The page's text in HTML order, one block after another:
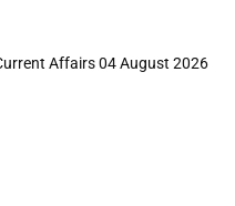
Current Affairs 04 August 2026